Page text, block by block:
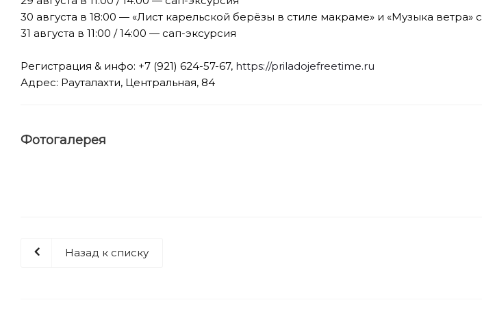
30 августа в 18:00 — «Лист карельской берёзы в стиле макраме» и «Музыка ветра» с
31 августа в 11:00 / 14:00 — сап-эксурсия
Регистрация & инфо: +7 (921) 624-57-67, https://priladojefreetime.ru
Адрес: Рауталахти, Центральная, 84
Фотогалерея
Назад к списку